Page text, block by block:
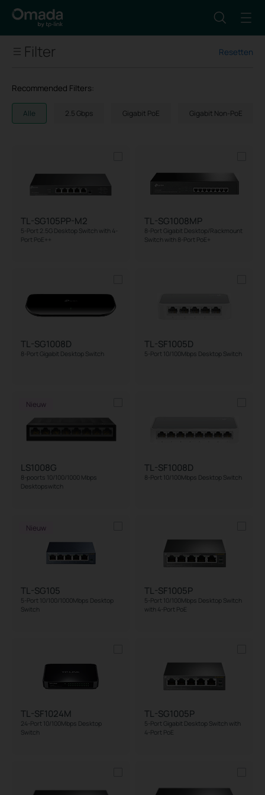
Resetten
Filter
Number of PoE Ports
Installation
Recommended Filters:
Alle 2.5 Gbps Gigabit PoE Gigabit Non-PoE
TL-SG105PP-M2
5-Port 2.5G Desktop Switch with 4-
Port PoE++
TL-SG1008MP
8-Port Gigabit Desktop/Rackmount
Switch with 8-Port PoE+
TL-SG1008D
8-Port Gigabit Desktop Switch
TL-SF1005D
5-Port 10/100Mbps Desktop Switch
Nieuw
LS1008G
8-poorts 10/100/1000 Mbps
Desktopswitch
TL-SF1008D
8-Port 10/100Mbps Desktop Switch
Nieuw
TL-SG105
5-Port 10/100/1000Mbps Desktop
Switch
TL-SF1005P
5-Port 10/100Mbps Desktop Switch
with 4-Port PoE
TL-SF1024M
24-Port 10/100Mbps Desktop
Switch
TL-SG1005P
5-Port Gigabit Desktop Switch with
4-Port PoE